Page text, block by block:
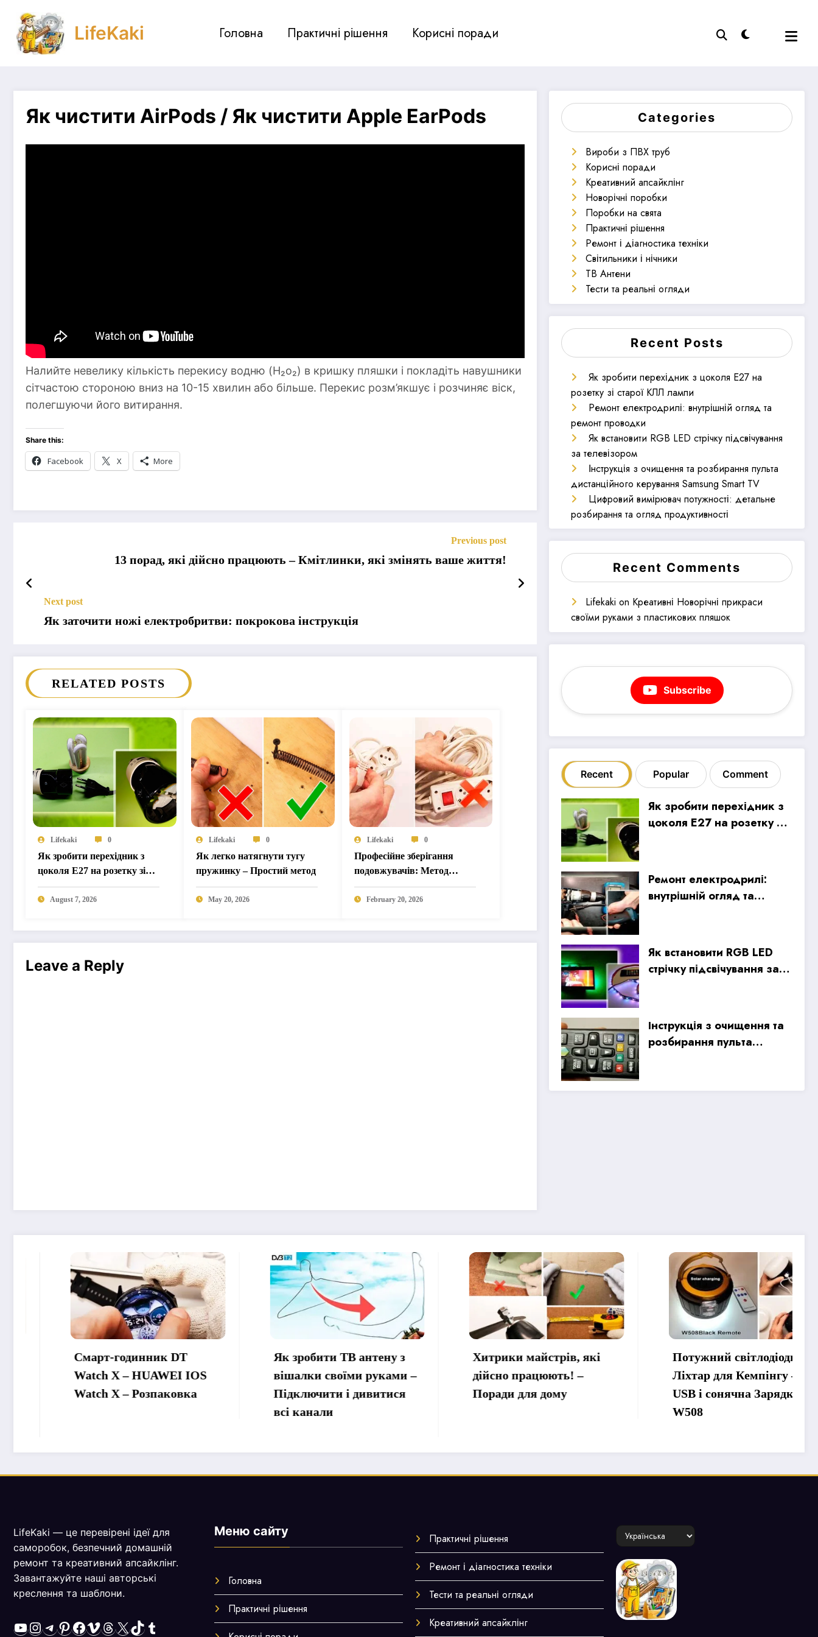
content
LifeKaki Головна Практичні рішення Корисні поради
Як чистити AirPods / Як чистити Apple EarPods
Налийте невелику кількість перекису водню (H₂o₂) в кришку пляшки і покладіть навушники
сітчастою стороною вниз на 10-15 хвилин або більше. Перекис розм’якшує і розчиняє віск,
полегшуючи його витирання.
Share this:
Facebook X More
Previous post
13 порад, які дійсно працюють – Кмітлинки, які змінять ваше життя!
Next post
Як заточити ножі електробритви: покрокова інструкція
RELATED POSTS
Lifekaki 0
Як зробити перехідник з
цоколя E27 на розетку зі
старої КЛЛ лампи
August 7, 2026
Lifekaki 0
Як легко натягнути тугу
пружинку – Простий метод
May 20, 2026
Lifekaki 0
Професійне зберігання
подовжувачів: Метод
самофіксації (Без
заплутування)
February 20, 2026
Leave a Reply
Categories
Вироби з ПВХ труб
Корисні поради
Креативний апсайклінг
Новорічні поробки
Поробки на свята
Практичні рішення
Ремонт і діагностика техніки
Світильники і нічники
ТВ Антени
Тести та реальні огляди
Recent Posts
Як зробити перехідник з цоколя E27 на
розетку зі старої КЛЛ лампи
Ремонт електродрилі: внутрішній огляд та
ремонт проводки
Як встановити RGB LED стрічку підсвічування
за телевізором
Інструкція з очищення та розбирання пульта
дистанційного керування Samsung Smart TV
Цифровий вимірювач потужності: детальне
розбирання та огляд продуктивності
Recent Comments
Lifekaki on Креативні Новорічні прикраси
своїми руками з пластикових пляшок
Subscribe
Recent Popular Comment
Як зробити перехідник з
цоколя E27 на розетку зі
Ремонт електродрилі:
внутрішній огляд та
Як встановити RGB LED
стрічку підсвічування за
Інструкція з очищення та
розбирання пульта
Смарт-годинник DT
Watch X – HUAWEI IOS
Watch X – Розпаковка
Як зробити ТВ антену з
вішалки своїми руками –
Підключити і дивитися
всі канали
Хитрики майстрів, які
дійсно працюють! –
Поради для дому
Потужний світлодіодний
Ліхтар для Кемпінгу –
USB і сонячна Зарядка –
LifeKaki — це перевірені ідеї для
саморобок, безпечний домашній
ремонт та креативний апсайклінг.
Завантажуйте наші авторські
креслення та шаблони.
YouTube
Instagram
Telegram
Pinterest
Facebook
Vimeo
Threads
X TikTokTumblr
Меню сайту
Головна
Практичні рішення
Практичні рішення
Ремонт і діагностика техніки
Тести та реальні огляди
Креативний апсайклінг
Choose
a
language